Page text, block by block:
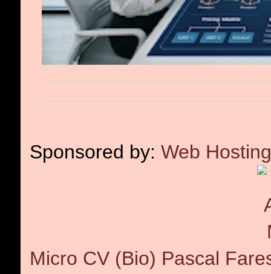
Sponsored by: Web
Micro CV (Bio) Pascal